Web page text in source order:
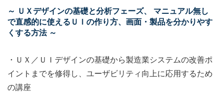
～ ＵＸデザインの基礎と分析フェーズ、 マニュアル無し
で直感的に使えるＵＩの作り方、画面・製品を分かりやす
くする方法 ～
・ＵＸ／ＵＩデザインの基礎から製造業システムの改善ポ
イントまでを修得し、ユーザビリティ向上に応用するため
の講座